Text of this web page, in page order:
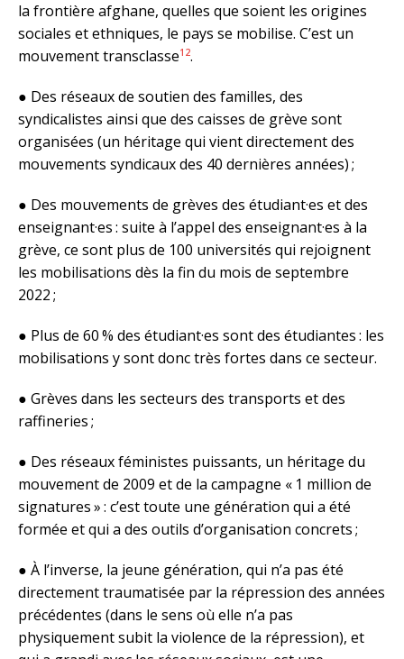
la frontière afghane, quelles que soient les origines
sociales et ethniques, le pays se mobilise. C’est un
mouvement transclasse12.
● Des réseaux de soutien des familles, des
syndicalistes ainsi que des caisses de grève sont
organisées (un héritage qui vient directement des
mouvements syndicaux des 40 dernières années) ;
● Des mouvements de grèves des étudiant·es et des
enseignant·es : suite à l’appel des enseignant·es à la
grève, ce sont plus de 100 universités qui rejoignent
les mobilisations dès la fin du mois de septembre
2022 ;
● Plus de 60 % des étudiant·es sont des étudiantes : les
mobilisations y sont donc très fortes dans ce secteur.
● Grèves dans les secteurs des transports et des
raffineries ;
● Des réseaux féministes puissants, un héritage du
mouvement de 2009 et de la campagne « 1 million de
signatures » : c’est toute une génération qui a été
formée et qui a des outils d’organisation concrets ;
● À l’inverse, la jeune génération, qui n’a pas été
directement traumatisée par la répression des années
précédentes (dans le sens où elle n’a pas
physiquement subit la violence de la répression), et